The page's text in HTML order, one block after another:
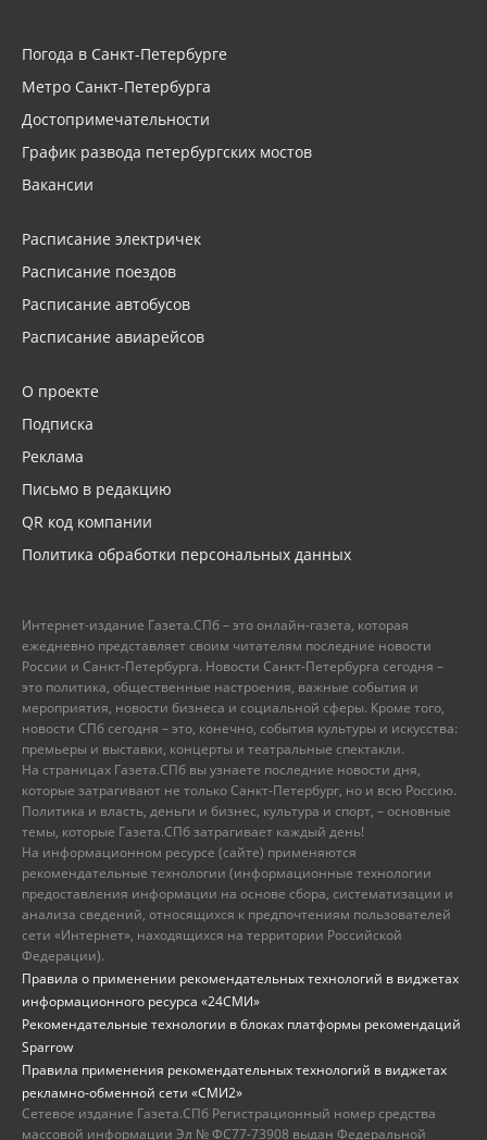
Погода в Санкт-Петербурге
Метро Санкт-Петербурга
Достопримечательности
График развода петербургских мостов
Вакансии
Расписание электричек
Расписание поездов
Расписание автобусов
Расписание авиарейсов
О проекте
Подписка
Реклама
Письмо в редакцию
QR код компании
Политика обработки персональных данных
Интернет-издание Газета.СПб – это онлайн-газета, которая
ежедневно представляет своим читателям последние новости
России и Санкт-Петербурга. Новости Санкт-Петербурга сегодня –
это политика, общественные настроения, важные события и
мероприятия, новости бизнеса и социальной сферы. Кроме того,
новости СПб сегодня – это, конечно, события культуры и искусства:
премьеры и выставки, концерты и театральные спектакли.
На страницах Газета.СПб вы узнаете последние новости дня,
которые затрагивают не только Санкт-Петербург, но и всю Россию.
Политика и власть, деньги и бизнес, культура и спорт, – основные
темы, которые Газета.СПб затрагивает каждый день!
На информационном ресурсе (сайте) применяются
рекомендательные технологии (информационные технологии
предоставления информации на основе сбора, систематизации и
анализа сведений, относящихся к предпочтениям пользователей
сети «Интернет», находящихся на территории Российской
Федерации).
Правила о применении рекомендательных технологий в виджетах
информационного ресурса «24СМИ»
Рекомендательные технологии в блоках платформы рекомендаций
Sparrow
Правила применения рекомендательных технологий в виджетах
рекламно-обменной сети «СМИ2»
Сетевое издание Газета.СПб Регистрационный номер средства
массовой информации Эл № ФС77-73908 выдан Федеральной